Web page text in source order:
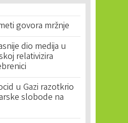
govora mržnje
dio medija u
relativizira
u Gazi razotkrio
slobode na